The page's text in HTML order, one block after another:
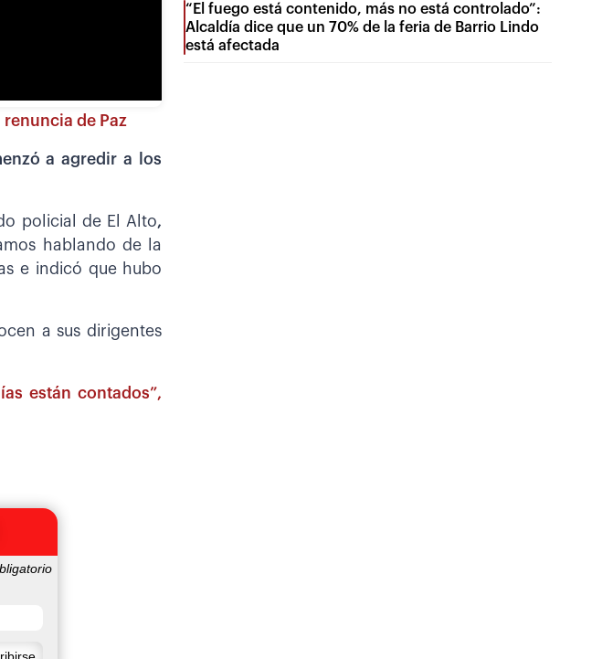
de Paz
a agredir a los
policial de El Alto,
hablando de la
e indicó que hubo
a sus dirigentes
están contados”,
“El fuego está contenido, más no está controlado”:
Alcaldía dice que un 70% de la feria de Barrio Lindo
está afectada